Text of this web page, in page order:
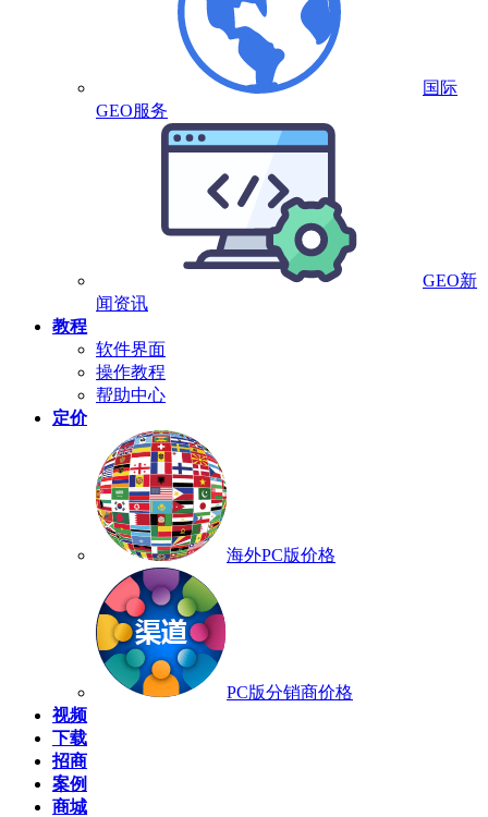
国际
GEO服务
GEO新
闻资讯
教程
软件界面
操作教程
帮助中心
定价
海外PC版价格
PC版分销商价格
视频
下载
招商
案例
商城